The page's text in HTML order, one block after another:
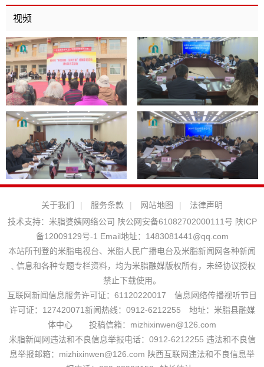
视频
关于我们 | 服务条款 | 网站地图 |
法律声明
技术支持： 米脂婆姨网络公司 陕公网安备61082702000111号 陕ICP
备12009129号-1 Email地址： 1483081441@qq.com
本站所刊登的米脂电视台、米脂人民广播电台及米脂新闻网各种新闻
﹑信息和各种专题专栏资料，均为米脂融媒版权所有，未经协议授权
禁止下载使用。
互联网新闻信息服务许可证：61120220017 信息网络传播视听节目
许可证：127420071新闻热线：0912-6212255 地址：米脂县融媒
体中心 投稿信箱：mizhixinwen@126.com
米脂新闻网违法和不良信息举报电话：0912-6212255 违法和不良信
息举报邮箱：mizhixinwen@126.com 陕西互联网违法和不良信息举